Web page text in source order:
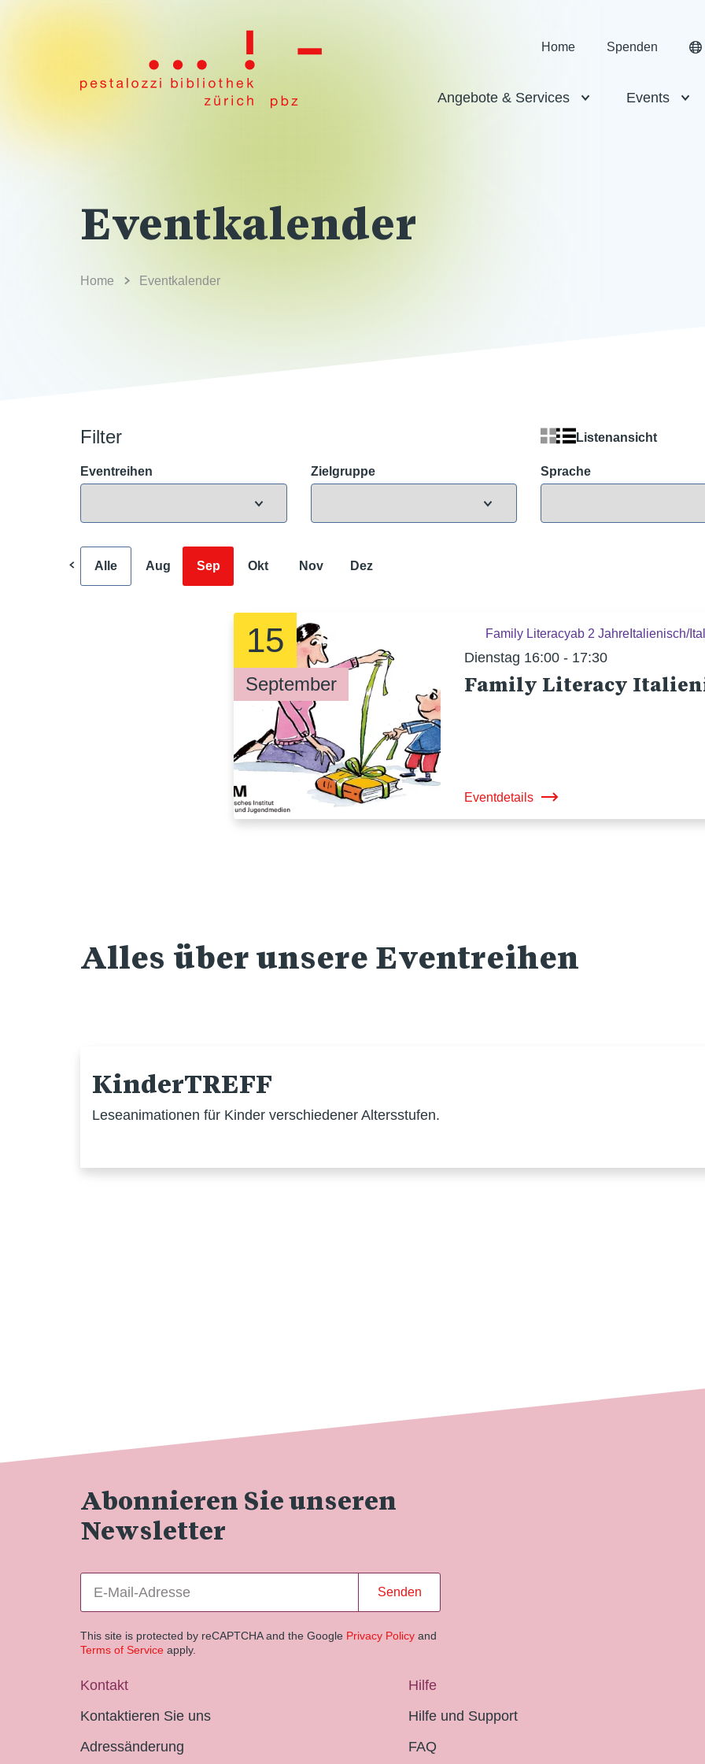
Home Spenden
Angebote & Services Events
Eventkalender
Home Eventkalender
Filter Listenansicht
Eventreihen Zielgruppe Sprache
Alle Aug Sep Okt Nov Dez
15
September
Family Literacyab 2 Jahre Italienisch/
Dienstag 16:00 - 17:30
Family Literacy
Eventdetails
Alles über unsere Eventreihen
KinderTREFF
Leseanimationen für Kinder verschiedener Altersstufen.
Abonnieren Sie unseren
Newsletter
Senden
This site is protected by reCAPTCHA and the Google Privacy Policy and
Terms of Service apply.
Kontakt
Kontaktieren Sie uns
Adressänderung
Hilfe
Hilfe und Support
FAQ